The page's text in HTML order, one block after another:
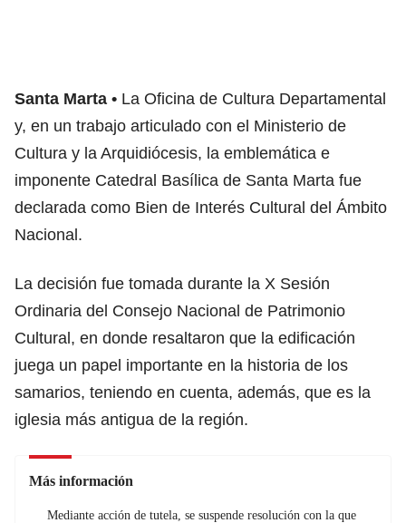
Santa Marta
La Oficina de Cultura Departamental
y, en un trabajo articulado con el Ministerio de
Cultura y la Arquidiócesis, la emblemática e
imponente Catedral Basílica de Santa Marta fue
declarada como Bien de Interés Cultural del Ámbito
Nacional.
La decisión fue tomada durante la X Sesión
Ordinaria del Consejo Nacional de Patrimonio
Cultural, en donde resaltaron que la edificación
juega un papel importante en la historia de los
samarios, teniendo en cuenta, además, que es la
iglesia más antigua de la región.
Más información
Mediante acción de tutela, se suspende resolución con la que